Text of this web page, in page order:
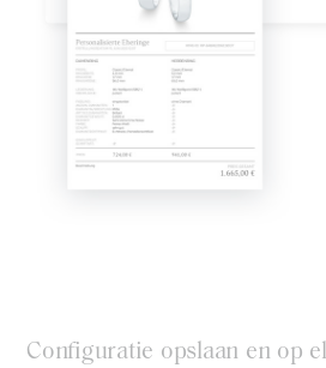
Configuratie opslaan en op